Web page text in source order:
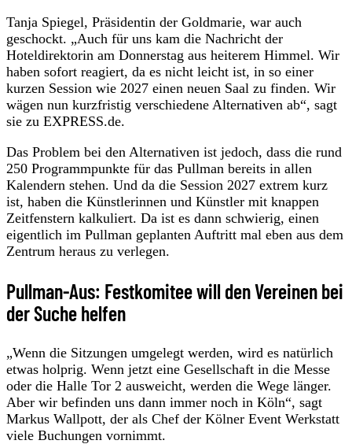
Tanja Spiegel, Präsidentin der Goldmarie, war auch
geschockt. „Auch für uns kam die Nachricht der
Hoteldirektorin am Donnerstag aus heiterem Himmel. Wir
haben sofort reagiert, da es nicht leicht ist, in so einer
kurzen Session wie 2027 einen neuen Saal zu finden. Wir
wägen nun kurzfristig verschiedene Alternativen ab“, sagt
sie zu EXPRESS.de.
Das Problem bei den Alternativen ist jedoch, dass die rund
250 Programmpunkte für das Pullman bereits in allen
Kalendern stehen. Und da die Session 2027 extrem kurz
ist, haben die Künstlerinnen und Künstler mit knappen
Zeitfenstern kalkuliert. Da ist es dann schwierig, einen
eigentlich im Pullman geplanten Auftritt mal eben aus dem
Zentrum heraus zu verlegen.
Pullman-Aus: Festkomitee will den Vereinen bei
der Suche helfen
„Wenn die Sitzungen umgelegt werden, wird es natürlich
etwas holprig. Wenn jetzt eine Gesellschaft in die Messe
oder die Halle Tor 2 ausweicht, werden die Wege länger.
Aber wir befinden uns dann immer noch in Köln“, sagt
Markus Wallpott, der als Chef der Kölner Event Werkstatt
viele Buchungen vornimmt.